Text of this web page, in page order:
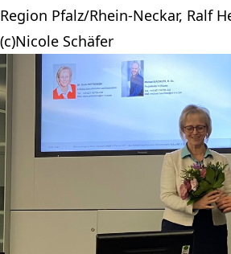
Region Pfalz/Rhein-Neckar, Ralf
(c)Nicole Schäfer